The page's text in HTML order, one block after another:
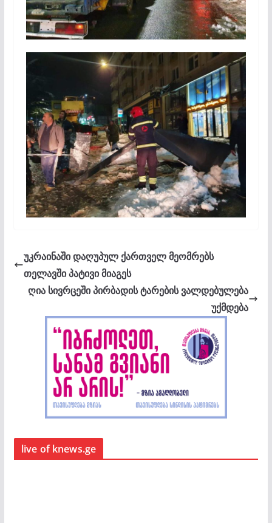
უკრაინაში დაღუპულ ქართველ მეომრებს
თელავში პატივი მიაგეს
ღია სივრცეში პირბადის ტარების ვალდებულება
უქმდება
live of knews.ge